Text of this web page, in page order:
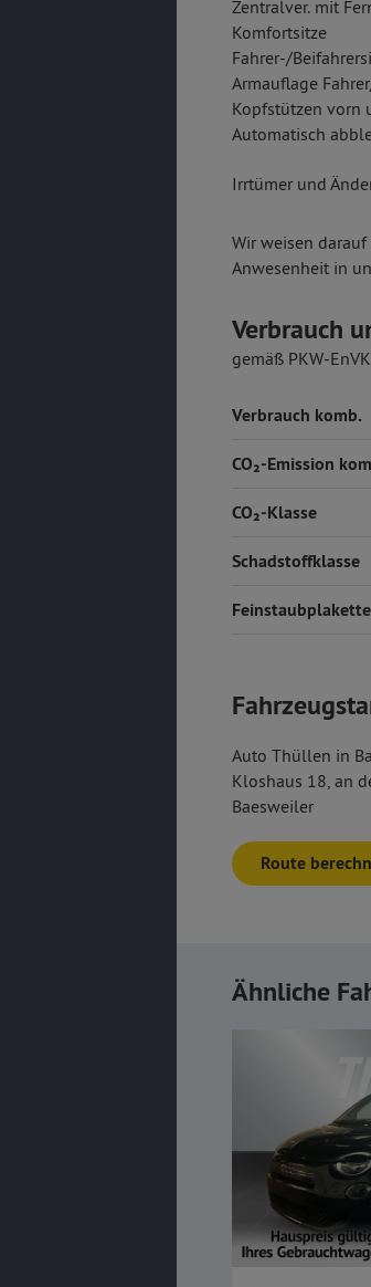
Zentralver. mit
Komfortsitze
Fahrer-/
Armauflage
Kopfstützen vorn
Automatisch
Irrtümer und
Wir weisen
Anwesenheit in
Verbrauch
gemäß PKW-
Verbrauch komb.
CO₂-Emission
CO₂-Klasse
Schadstoffklasse
Feinstaubplakette
Auto Thüllen in
Kloshaus 18, an
Baesweiler
Route
Ähnliche